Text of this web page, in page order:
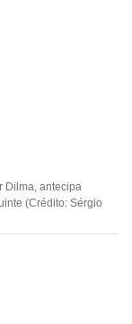
Dilma, antecipa
(Crédito: Sérgio